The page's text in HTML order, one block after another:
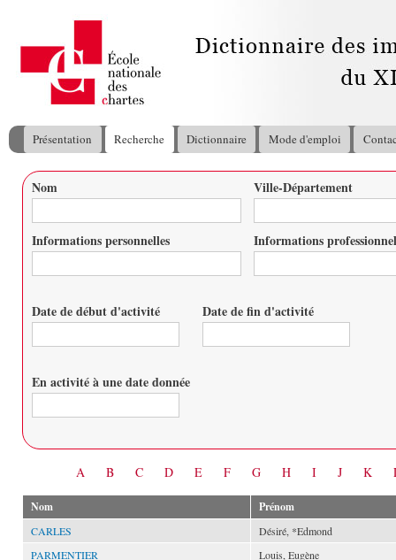
Menu principal
Présentation Recherche Dictionnaire Mode d'emploi
Vous êtes ici
Nom Ville-Département
Informations personnelles Informations
Date de début d'activité Date de fin d'activité
En activité à une date donnée
A B C D E F G H I J K
Nom Prénom
CARLES
Désiré, *Edmond
PARMENTIER
Louis, Eugène